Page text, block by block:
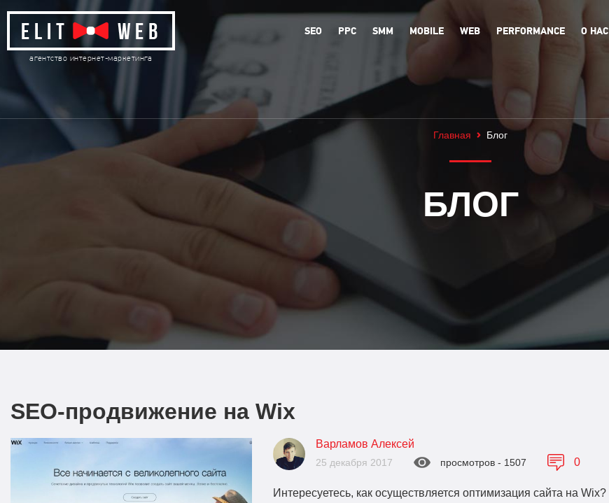
агентство интернет-маркетинга
SEO PPC SMM MOBILE WEB PERFORMANCE О НАС
Главная Блог
БЛОГ
SEO-продвижение на Wix
Варламов Алексей
25 декабря 2017 просмотров - 1507 0
Интересуетесь, как осуществляется оптимизация сайта на Wix?